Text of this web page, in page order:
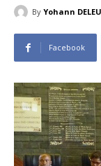
By Yohann DELEU
Facebook